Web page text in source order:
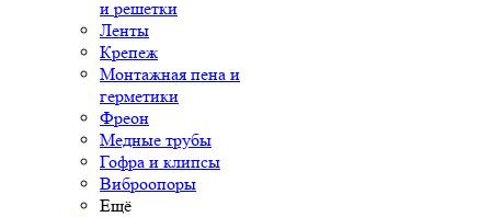
и решетки
Ленты
Крепеж
Монтажная пена и
герметики
Фреон
Медные трубы
Гофра и клипсы
Виброопоры
Ещё